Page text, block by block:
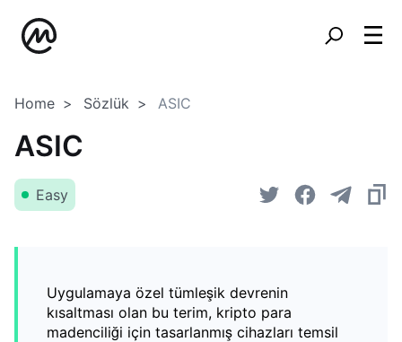
Home Sözlük ASIC
ASIC
Easy
Uygulamaya özel tümleşik devrenin
kısaltması olan bu terim, kripto para
madenciliği için tasarlanmış cihazları temsil